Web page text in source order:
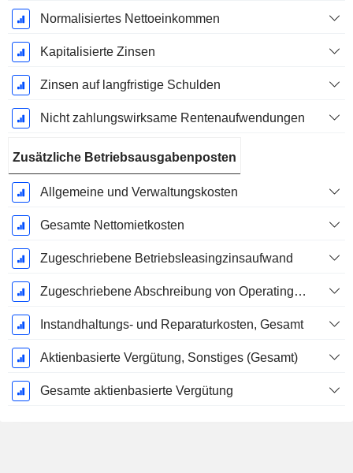
Normalisiertes Nettoeinkommen
Kapitalisierte Zinsen
Zinsen auf langfristige Schulden
Nicht zahlungswirksame Rentenaufwendungen
Zusätzliche Betriebsausgabenposten
Allgemeine und Verwaltungskosten
Gesamte Nettomietkosten
Zugeschriebene Betriebsleasingzinsaufwand
Zugeschriebene Abschreibung von Operating-Leasingverträgen
Instandhaltungs- und Reparaturkosten, Gesamt
Aktienbasierte Vergütung, Sonstiges (Gesamt)
Gesamte aktienbasierte Vergütung